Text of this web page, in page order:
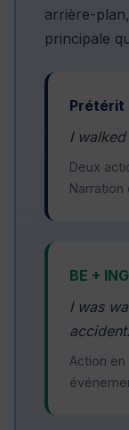
arrière-
principale
Prétérit
I
Deux
Narration
BE +
I was
accident.
Action